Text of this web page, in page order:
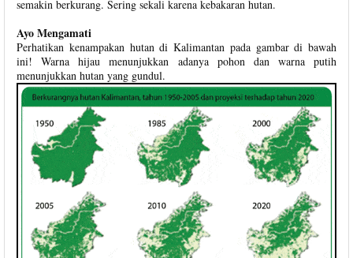
semakin berkurang. Sering sekali karena kebakaran hutan.
Ayo Mengamati
Perhatikan kenampakan hutan di Kalimantan pada gambar di bawah
ini! Warna hijau menunjukkan adanya pohon dan warna putih
menunjukkan hutan yang gundul.